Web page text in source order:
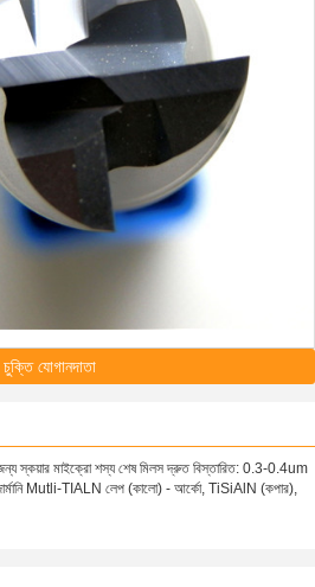
চুক্তি যোগানদাতা
জন্য স্কয়ার মাইক্রো শস্য শেষ মিলস দ্রুত বিস্তারিত: 0.3-0.4um
জার্মানি Mutli-TIALN লেপ (কালো) - আর্কো, TiSiAlN (কপার),